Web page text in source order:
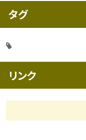
タグ
リンク